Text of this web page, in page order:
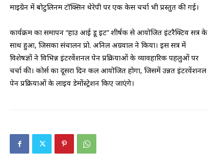
माइग्रेन में बोटुलिनम टॉक्सिन थेरेपी पर एक केस चर्चा भी प्रस्तुत की गई।
कार्यक्रम का समापन “हाउ आई डू इट” शीर्षक से आयोजित इंटरैक्टिव सत्र के
साथ हुआ, जिसका संचालन प्रो. अनिल अग्रवाल ने किया। इस सत्र में
विशेषज्ञों ने विभिन्न इंटरवेंशनल पेन प्रक्रियाओं के व्यावहारिक पहलुओं पर
चर्चा की। कोर्स का दूसरा दिन कल आयोजित होगा, जिसमें उन्नत इंटरवेंशनल
पेन प्रक्रियाओं के लाइव डेमोंस्ट्रेशन किए जाएंगे।